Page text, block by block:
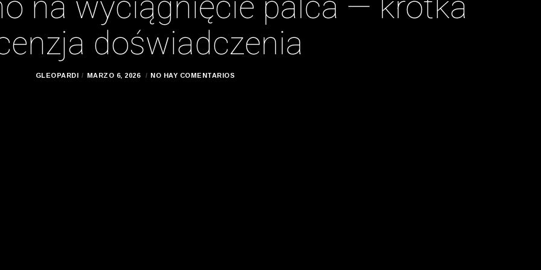
doświadczenia
GLEOPARDI MARZO 6, 2026 NO HAY COMENTARIOS